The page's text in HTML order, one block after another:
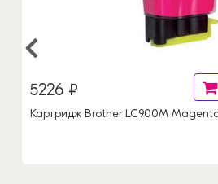
5226 ₽
Картридж Brother LC900M